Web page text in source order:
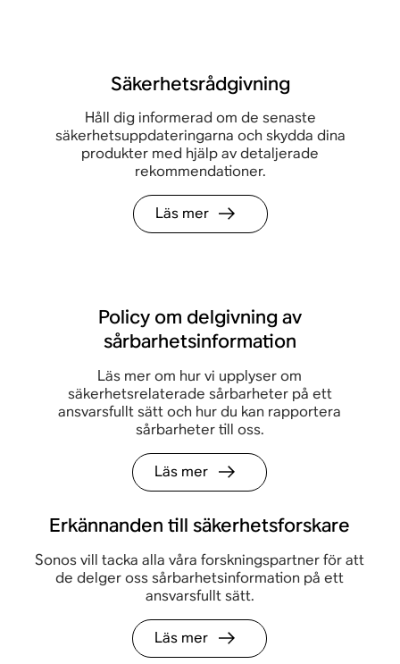
Säkerhetsrådgivning
Håll dig informerad om de senaste
säkerhetsuppdateringarna och skydda dina
produkter med hjälp av detaljerade
rekommendationer.
Läs mer
Policy om delgivning av
sårbarhetsinformation
Läs mer om hur vi upplyser om
säkerhetsrelaterade sårbarheter på ett
ansvarsfullt sätt och hur du kan rapportera
sårbarheter till oss.
Läs mer
Erkännanden till säkerhetsforskare
Sonos vill tacka alla våra forskningspartner för att
de delger oss sårbarhetsinformation på ett
ansvarsfullt sätt.
Läs mer